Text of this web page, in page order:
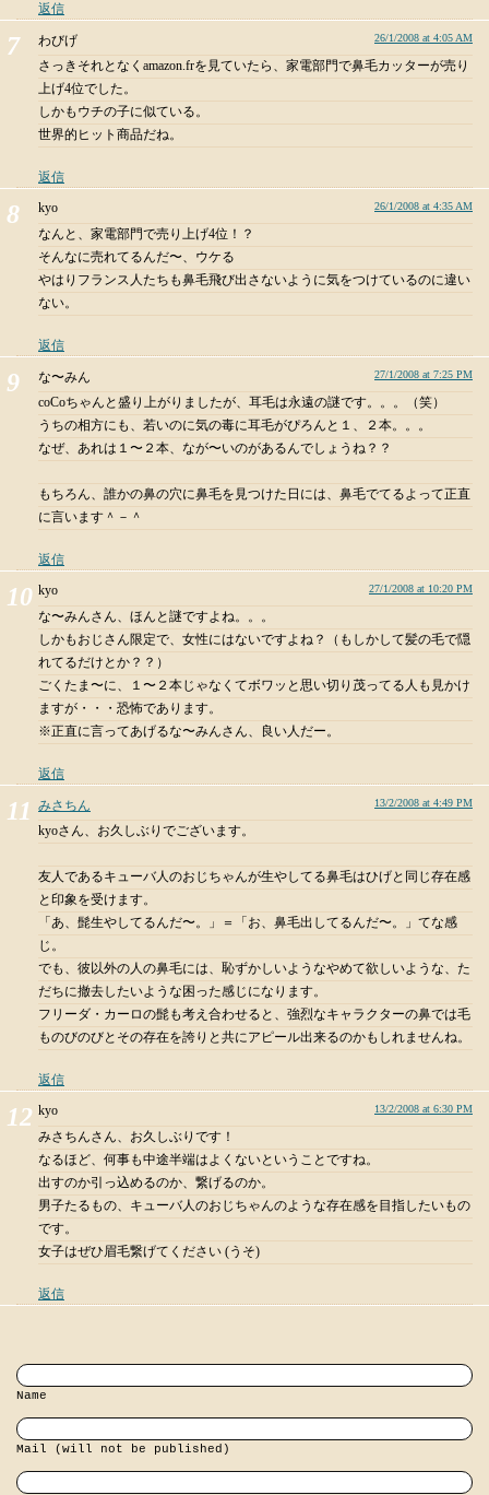
返信
わびげ 26/1/2008 at 4:05 AM
さっきそれとなくamazon.frを見ていたら、家電部門で鼻毛カッターが売り
上げ4位でした。
しかもウチの子に似ている。
世界的ヒット商品だね。
返信
kyo
26/1/2008 at 4:35 AM
なんと、家電部門で売り上げ4位！？
そんなに売れてるんだ〜、ウケる
やはりフランス人たちも鼻毛飛び出さないように気をつけているのに違い
ない。
返信
な〜みん 27/1/2008 at 7:25 PM
coCoちゃんと盛り上がりましたが、耳毛は永遠の謎です。。。（笑）
うちの相方にも、若いのに気の毒に耳毛がぴろんと１、２本。。。
なぜ、あれは１〜２本、なが〜いのがあるんでしょうね？？
もちろん、誰かの鼻の穴に鼻毛を見つけた日には、鼻毛でてるよって正直
に言います＾－＾
返信
kyo
27/1/2008 at 10:20 PM
な〜みんさん、ほんと謎ですよね。。。
しかもおじさん限定で、女性にはないですよね？（もしかして髪の毛で隠
れてるだけとか？？）
ごくたま〜に、１〜２本じゃなくてボワッと思い切り茂ってる人も見かけ
ますが・・・恐怖であります。
※正直に言ってあげるな〜みんさん、良い人だー。
返信
みさちん 13/2/2008 at 4:49 PM
kyoさん、お久しぶりでございます。
友人であるキューバ人のおじちゃんが生やしてる鼻毛はひげと同じ存在感
と印象を受けます。
「あ、髭生やしてるんだ〜。」＝「お、鼻毛出してるんだ〜。」てな感
じ。
でも、彼以外の人の鼻毛には、恥ずかしいようなやめて欲しいような、た
だちに撤去したいような困った感じになります。
フリーダ・カーロの髭も考え合わせると、強烈なキャラクターの鼻では毛
ものびのびとその存在を誇りと共にアピール出来るのかもしれませんね。
返信
kyo
13/2/2008 at 6:30 PM
みさちんさん、お久しぶりです！
なるほど、何事も中途半端はよくないということですね。
出すのか引っ込めるのか、繋げるのか。
男子たるもの、キューバ人のおじちゃんのような存在感を目指したいもの
です。
女子はぜひ眉毛繋げてください (うそ)
返信
Name
Mail (will not be published)